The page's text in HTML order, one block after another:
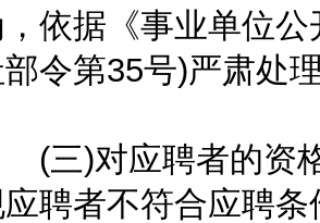
，依据《事业单位
令第35号)严肃处
)对应聘者的资格
聘者不符合应聘